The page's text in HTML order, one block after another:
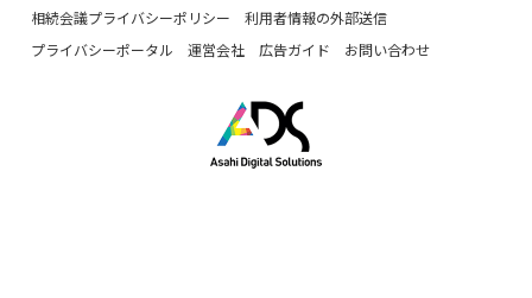
相続会議プライバシーポリシー
利用者情報の外部送信
プライバシーポータル
運営会社 広告ガイド お問い合わせ